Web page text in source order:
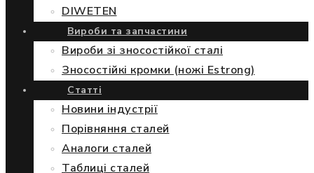
DIWETEN
Вироби та запчастини
Вироби зі зносостійкої сталі
Зносостійкі кромки (ножі Estrong)
Статті
Новини індустрії
Порівняння сталей
Аналоги сталей
Таблиці сталей